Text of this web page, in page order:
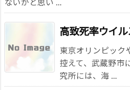
高致死率ウイ
東京オリンピック
控えて、武蔵野市
究所には、海 ...